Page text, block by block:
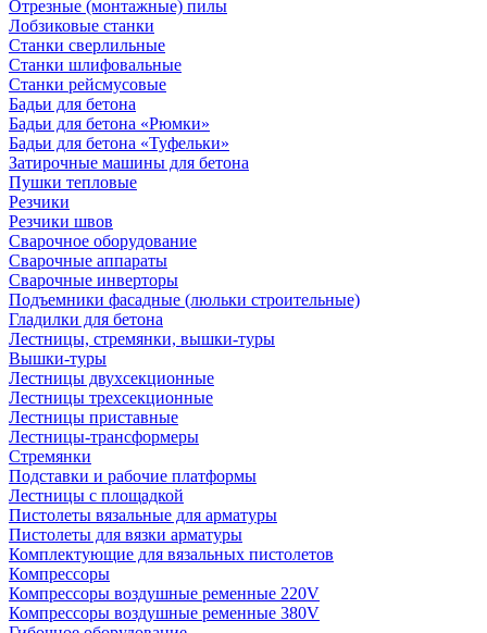
Отрезные (монтажные) пилы
Лобзиковые станки
Станки сверлильные
Станки шлифовальные
Станки рейсмусовые
Бадьи для бетона
Бадьи для бетона «Рюмки»
Бадьи для бетона «Туфельки»
Затирочные машины для бетона
Пушки тепловые
Резчики
Резчики швов
Сварочное оборудование
Сварочные аппараты
Сварочные инверторы
Подъемники фасадные (люльки строительные)
Гладилки для бетона
Лестницы, стремянки, вышки-туры
Вышки-туры
Лестницы двухсекционные
Лестницы трехсекционные
Лестницы приставные
Лестницы-трансформеры
Стремянки
Подставки и рабочие платформы
Лестницы с площадкой
Пистолеты вязальные для арматуры
Пистолеты для вязки арматуры
Комплектующие для вязальных пистолетов
Компрессоры
Компрессоры воздушные ременные 220V
Компрессоры воздушные ременные 380V